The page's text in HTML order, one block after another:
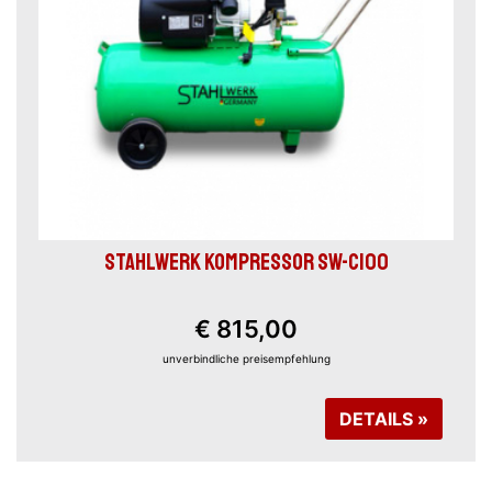
STAHLWERK KOMPRESSOR SW-C100
€ 815,00
unverbindliche preisempfehlung
DETAILS »